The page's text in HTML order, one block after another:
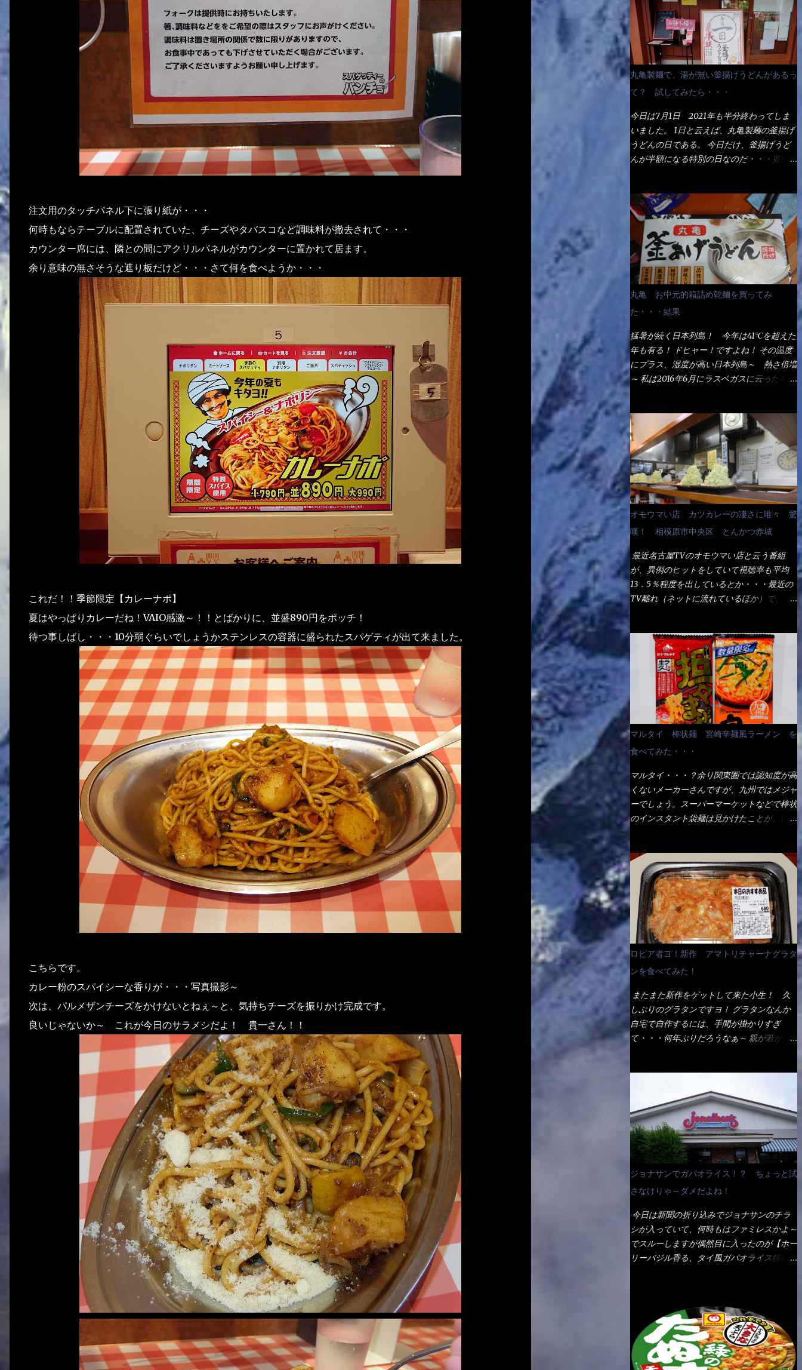
注文用のタッチパネル下に張り紙が・・・
何時もならテーブルに配置されていた、チーズやタバスコなど調味料が撤去されて・・・
カウンター席には、隣との間にアクリルパネルがカウンターに置かれて居ます。
余り意味の無さそうな遮り板だけど・・・さて何を食べようか・・・
これだ！！季節限定【カレーナポ】
夏はやっぱりカレーだね！VAIO感激～！！とばかりに、並盛890円をポッチ！
待つ事しばし・・・10分弱ぐらいでしょうかステンレスの容器に盛られたスパゲティが出て来ました。
こちらです。
カレー粉のスパイシーな香りが・・・写真撮影～
次は、パルメザンチーズをかけないとねぇ～と、気持ちチーズを振りかけ完成です。
良いじゃないか～ これが今日のサラメシだよ！ 貴一さん！！
丸亀製麺で、湯が無い釜揚げうどんがあるっ
て？ 試してみたら・・・
今日は7月1日 2021年も半分終わってしま
いました。 1日と云えば、丸亀製麺の釜揚げ
うどんの日である。 今日だけ、釜揚げうど
んが半額になる特別の日なのだ・・・並盛
いことが2つある！ 1つめは釜揚げうどんの
湯が無い注文が通るか？ 釜揚げうどんは、
木の桶に茹で湯と共に＜うどん＞が泳いでる
～ でもコレって食べきるまで湯に浸かって
いるわけで、最初と最後では麺の固さという
かコシが違う！ だったら湯なんか要らない
じゃん！ 茹で上げ直後の麺だけいいよ！と
なるでしょう。 事前にググって調べたら、
やっぱり＜湯無し＞注文は、裏注文方法とし
てあるらしい。 それと店員によっては、理
解出来ない者も居るらしい云う事。 そこで
ランチ混雑前に、行くのが店への配慮でもあ
る。 11:20 店内に入り・・・『釜揚げうど
し？』（これだ全く理解していないな） す
ると茹で方の若い女性店員が『いい！い
い！！』とオッサンを向こうへやった。 で
サッサと、木桶を用意してうどんだけ入れて
出して来ました。 な～るほど、この事
か・・・ で今日の2021年後半1回目のサラメ
シです。 見事に木桶には湯が入っていな
い、UDONだけです。 しかし、この木桶デ
カイなぁ～ 試したいこと残りの1つが＜得＞
大しか食べていないからね、得がどれくらい
の満腹度になるのか？ この得サイズの木桶
は、銭湯で使う洗い桶サイズだなぁ～ この
木桶サイズに、満々と湯が注がれていたら食
これなら茹で上がった直後のままで、食べ進
められるじゃないか！ 別皿で、葱と天かす
を満タンに用意して、山葵も2つ。 それに湯
が無い利点として、汁が薄まらない！ これ
だよ、これ！！ 湯があると、うどんと共に
汁の方へ湯までも入ってしまう。つまりラー
メンの麺にスープが絡む現象ですな。 結
局、伸びずに汁も薄らむこともなく・・最後
の方で＜だし汁＞を少し追加しました。 腹
収まったし満足達成度100％ 苦しいと云う事
も無いな！ まだ鶏天1個位は入りそうだ
ね。 と云う事で、今回＜釜揚げうどんの湯
無し＞を試したら、確...
丸亀 お中元的箱詰め乾麺を買ってみ
た・・・結果
猛暑が続く日本列島！ 今年は41℃を超えた
年も有る！ ドヒャー！ですよね！ その温度
にプラス、湿度が高い日本列島～ 熱さ倍増
～ 私は2016年6月にラスベガスに云った事が
無いね） 処で今日は何だ！？これです。 丸
亀 釜あげうどん！ 日本には、お中元とお
歳暮という古来からの風習がある。 お中元
は、丁度お盆の夏場に日頃お世話になってい
る方への＜ご挨拶＞としての贈り物の習慣で
す。 今では、大分廃れてしまっているか
と・・・小生もお中元やお歳暮など送った事
は無い！（キッパリ） まぁ～この慣習が残
っているのは、官公庁や超大手企業戦士（昇
進目的）などの世界でしょう。 要は、ゴマ
スリ・・・てな感じかな。 丸亀製麺と云え
ば、大阪誕生→全国区（北海道と沖縄は？）
へ広がった、讃岐饂飩チェーン店大手といっ
舗に寄って違う！と云う人も居るらしい・・
そんな大手讃岐饂飩チェーン店と関係がある
のか？ 箱詰め乾麺！ このパッケージから
すれば、間違いなく贈答用目的でしょう。
そんな贈答用箱詰め饂飩・・・またもやメガ
ドンキで発見し購入！ 中身は、この様な状
態です。 乾麺の束が6束／一パックになって
おり、それが3袋入りです。 18束入りという
わけですね！900ｇの容量となり、1束／50
Amazonで1280円と云った感じです。 で私
は幾らで、メガドンキでゲットしたかって？
それは非常に言いづらい・・・色々と各方面
へ忖度して、激安だったとだけ申し上げまし
ほど茹で上げた状態です。 当家には、高齢
者がいるので少し柔らかく・・・ 茹で上が
った饂飩は、お店の饂飩に比べ＜細い＞で
す。 どちらかと云えば、稲庭饂飩的な太さ
ですね。 さてこれを、どの様に食べるか？
長葱無かったので、玉葱を刻んで八王子ラー
メン風月見つけうどん！ 冷やし釜あげうど
ん～です。 ラーメン丼に、冷水を軽く張っ
て饂飩を盛り付け、お椀に昆布出汁つゆと長
した。 良いじゃないか～...
オモウマい店 カツカレーの凄さに唯々 驚
嘆！ 相模原市中央区 とんかつ赤城
最近名古屋TVのオモウマい店と云う番組
が、異例のヒットをしていて視聴率も平均
13．5％程度を出しているとか・・・最近の
TV離れ（ネットに流れているほか）で、こ
あった！ とんかつ赤城！ 老齢の女性がメ
インで調理場を仕切、老齢の男性が脇をサポ
ートし最近は若い女性がオーダーや片付けを
担当している。 まずはこれを見て欲しい！
カウンターに置かれた＜お皿＞である。 直
ぐに気づいたでしょう！ 何かキャベツが山
じゃないか！？ ハイ、山です。 これが標
準なのです。 普通のとんかつ屋のキャベツ
と比べたら、10人前ほどあるか？ 値段的に
は、メイン（主流は1,000超）＋定食セット
350円程と値段的には、それ程では安い訳で
も無いが、客足が絶えない人気店である。
そんなメニューのなかで、リーズナブルで頂
が・・・今も変わらないと思うけど・・・
これが出てくると、カウンター中からOH～
と声が飛ぶ！ 写真は、キャベツ少なめでお
願いしています。 皿のサイズは、直径30cm
ほどあります。 そこにドカ盛のキャベツと
御飯にカレーがかかっています。 カレーは
辛く無く、食べやすいタイプです。 それじ
ゃ～カツは、ハムカツ程度の薄さだろう？と
思われるかもしれないが・・・違う！ チャ
も揚げたての熱々です。 これを難なく完食
出来なければ、漢では無い！と云っても過言
ではないだろう。 この他も、兎に角ボリュ
ーム満点で＜薄カツ＞と呼ばれるメニュー
が薄いから、2枚乗せにしたらしいけ
マルタイ 棒状麺 宮崎辛麺風ラーメン を
食べてみた・・・
マルタイ・・・？余り関東圏では認知度が高
くないメーカーさんですが、九州ではメジャ
ーでしょう。スーパーマーケットなどで棒状
のインスタント袋麺は見かけたことが、1度
になった乾麺が普通でしょう。マルタイでは
＜棒状＞なのです。 素麺や日本蕎麦などの
乾麺と一緒ですね！ そんなマルタイ棒状ラ
ーメンを、OKストアで見かけ思わず手に取
って買い物篭へ 坦々まぜそばと＜数量限定
＞宮崎辛麺風ラーメン オーッといきなり私
の胃袋をグサッと・・・・ 棒状インスタン
トラーメンのデビューが決まりました。
か・ら・め・ん・辛麺！ 宮崎辛麺はチャル
メラや日清からも出されている、辛口のラー
メンじゃん！！ 酸っぱくしたら、酸辣湯
麺？なんてね。 よし今日のサラメシは、宮
崎辛麺にしよう！ それではまず袋を開ける
ない姿・・・何だかチョッと高級感的
な・・・だって透明なトレイに並んだ棒状麺
なんて見慣れないからねぇ～（コストがかか
る） 袋の裏側を見ると、韮とか卵の用意を
勧めている。 それなばらと冷蔵庫にあっ
た、黒豆モヤシ・韮・生卵を用意しました。
まず鍋1で湯を沸かし、麺を茹でる！ 小鍋
で別に湯を沸かし卵を溶きながら投入～ 次
にモヤシを入れて、粉末スープを投入！！
上がったら、丼へ入れてから小鍋のスープを
丼の中へ 最後に小鍋の具を上にかけ、韮の
葉の部分をドサッと乗せて調味油を入れて完
成です。 どうでしょう？ 見た目 Goodデ
イ・ノンスチーム製法で仕上げた、生めんに
近い風味のストレートめんです。 豚の旨味
に数種類の唐辛子、ニンニクを加えた辛さと
コクが凝縮された醤油ベースのスープです。
調味油に赤ラー油とごま油を使用することに
ロピア者ヨ！新作 アマトリチャーナグラタ
ンを食べてみた！
またまた新作をゲットして来た小生！ 久
しぶりのグラタンですヨ！ グラタンなんか
自宅で自作するには、手間が掛かりすぎ
て・・・何年ぶりだろうなぁ～ 親が若かり
らしいですよ！ 何処からの情報？ ウィキ
ペディアから・・・そうだろうな～笑 電子
レンジで弱めのワット（小生は500Wで3分
程度）温めてテーブルへ これ店舗の調理場
で、製造しているけど考えるに大き目のオー
ブン皿で焼いて、大凡の目安で小分けにして
いるようで、パックをよーく見たら表面のチ
ーズの乗り具合に結構な差が出ていた・・・
チーズに焦げ目が付いているのを、しっかり
確認し買うことをオススメします。（取り分
け量にも若干有り差がでてるだろう） 早速
タバスコを振りかけて食べてみると・・・結
使ってみたら、これが凄くうまくすくえるん
だよねぇ～（このスプーン当たりだね） 今
回新作のグラタンを頂きましたが、まずまず
の美味しさとダイソーのカレースプーンの。
すくい上げ力の良さを再度認識できました。
ジョナサンでガパオライス！？ ちょっと試
さなけりゃ～ダメだよね！
今日は新聞の折り込みでジョナサンのチラ
シが入っていて、何時もはファミレスかよ～
でスルーしますが偶然目に入ったのが【ホー
リーバジル香る、タイ風ガパオライス特得ク
て・・・今日じゃん！！ そこで近くのお店
へ・・・・ モーニング以外の通常メニュー
は、10:30以降に提供されるので10:40頃に店
内へ 私は基本的、どの店に行っても同じメ